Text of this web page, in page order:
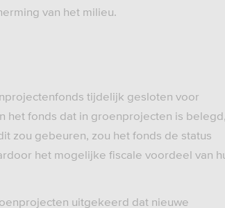
van het milieu.
tijdelijk gesloten voor
het fonds dat in groenprojecten is belegd,
zou gebeuren, zou het fonds de status
het mogelijke fiscale voordeel van
uitgekeerd dat nieuwe